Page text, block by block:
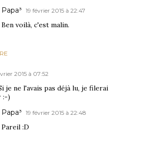
Papa³ 19 février 2015 à 22:47
Ben voilà, c'est malin.
2015 à 07:52
je ne l'avais pas déjà lu, je filerai
:-)
Papa³ 19 février 2015 à 22:48
Pareil :D